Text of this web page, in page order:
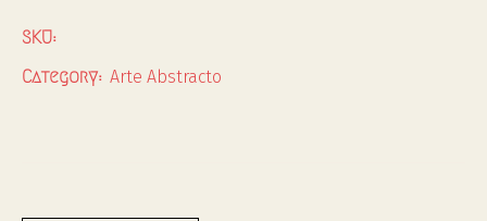
SKU:
Category: Arte Abstracto